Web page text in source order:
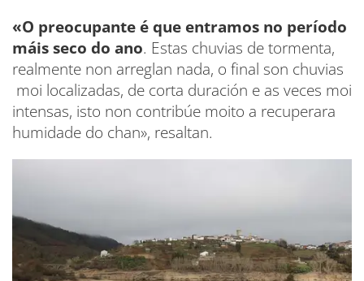
«O preocupante é que entramos no período
máis seco do ano. Estas chuvias de tormenta,
realmente non arreglan nada, o final son chuvias
moi localizadas, de corta duración e as veces moi
intensas, isto non contribúe moito a recuperara
humidade do chan», resaltan.